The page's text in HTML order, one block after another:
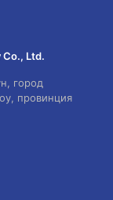
Ltd.
город
провинция